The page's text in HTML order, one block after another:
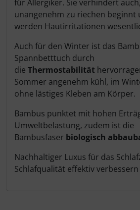
für Allergiker. Sie verhindert
unangenehm zu riechen beginnt
werden Hautirritationen
Auch für den Winter ist das
Spannbetttuch durch
die Thermostabilität
Sommer angenehm kühl, im
ohne lästiges Kleben am Körper.
Bambus punktet mit hohen
Umweltbelastung, zudem ist die
Bambusfaser biologisch
Nachhaltiger Luxus für das
Schlafqualität effektiv